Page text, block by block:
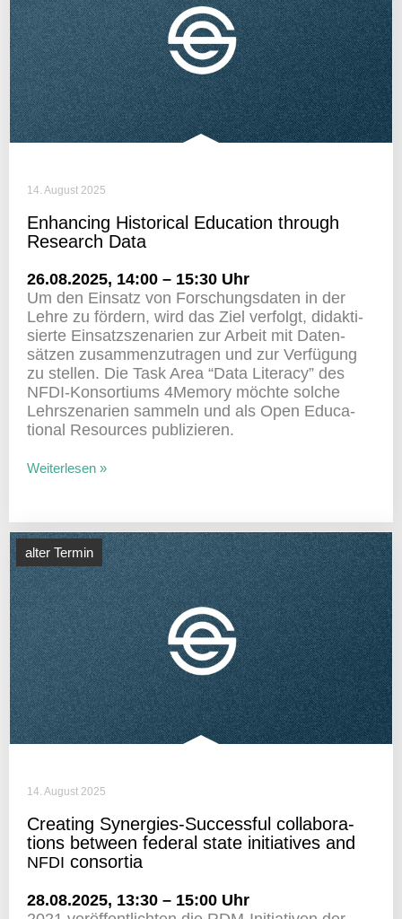
14. August 2025
Enhan­cing Histo­rical Educa­tion through
Rese­arch Data
26.08.2025, 14:00 – 15:30 Uhr
Um den Einsatz von Forschungs­daten in der
Lehre zu fördern, wird das Ziel verfolgt, didak­ti­
sierte Einsatz­sze­na­rien zur Arbeit mit Daten­
sätzen zusam­men­zu­tragen und zur Verfü­gung
zu stellen. Die Task Area “Data Literacy” des
NFDI-Konsor­tiums 4Memory möchte solche
Lehr­sze­na­rien sammeln und als Open Educa­
tional Resources publizieren.
Weiterlesen »
alter Termin
14. August 2025
Crea­ting Syner­gies-Successful colla­bo­ra­
tions between federal state initia­tives and
NFDI consortia
28.08.2025, 13:30 – 15:00 Uhr